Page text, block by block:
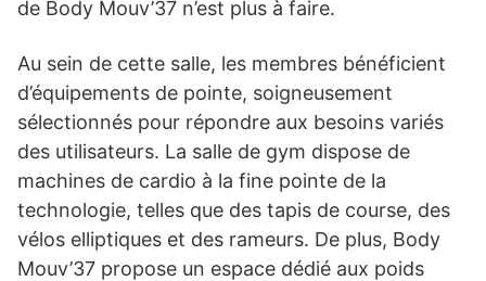
de Body Mouv’37 n’est plus à faire.
Au sein de cette salle, les membres bénéficient
d’équipements de pointe, soigneusement
sélectionnés pour répondre aux besoins variés
des utilisateurs. La salle de gym dispose de
machines de cardio à la fine pointe de la
technologie, telles que des tapis de course, des
vélos elliptiques et des rameurs. De plus, Body
Mouv’37 propose un espace dédié aux poids